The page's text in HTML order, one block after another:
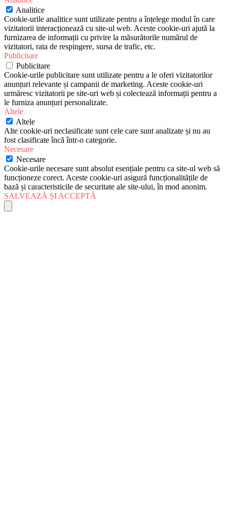
Analitice
Cookie-urile analitice sunt utilizate pentru a înțelege modul în care
vizitatorii interacționează cu site-ul web. Aceste cookie-uri ajută la
furnizarea de informații cu privire la măsurătorile numărul de
vizitatori, rata de respingere, sursa de trafic, etc.
Publicitare
Publicitare
Cookie-urile publicitare sunt utilizate pentru a le oferi vizitatorilor
anunțuri relevante și campanii de marketing. Aceste cookie-uri
urmăresc vizitatorii pe site-uri web și colectează informații pentru a
le furniza anunțuri personalizate.
Altele
Altele
Alte cookie-uri neclasificate sunt cele care sunt analizate și nu au
fost clasificate încă într-o categorie.
Necesare
Necesare
Cookie-urile necesare sunt absolut esențiale pentru ca site-ul web să
funcționeze corect. Aceste cookie-uri asigură funcționalitățile de
bază și caracteristicile de securitate ale site-ului, în mod anonim.
SALVEAZĂ ȘI ACCEPTĂ